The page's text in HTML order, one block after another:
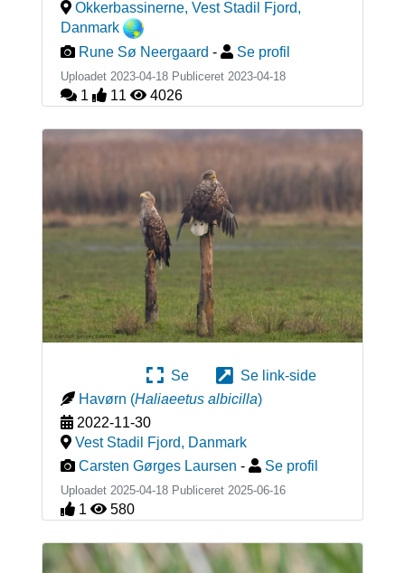
Okkerbassinerne, Vest Stadil Fjord,
Danmark
Rune Sø Neergaard - Se profil
Uploadet 2023-04-18 Publiceret 2023-04-18
1 11 4026
Se
Se link-side
Havørn (Haliaeetus albicilla)
2022-11-30
Vest Stadil Fjord, Danmark
Carsten Gørges Laursen - Se profil
Uploadet 2025-04-18 Publiceret 2025-06-16
1 580